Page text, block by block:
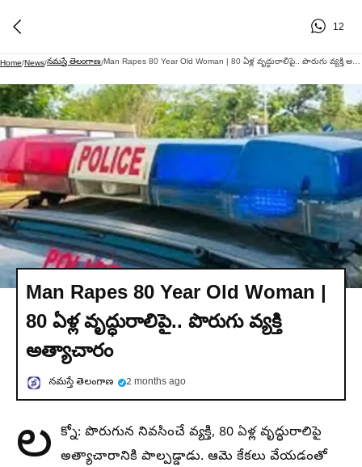
12
Home/News/నమస్తే తెలంగాణ/
Man Rapes 80 Year Old Woman |
80 ఏళ్ల వృద్ధురాలిపై.. పొరుగు వ్యక్తి
అత్యాచారం
నమస్తే తెలంగాణ 2 months ago
ల క్నో: పొరుగున నివసించే వ్యక్తి, 80 ఏళ్ల వృద్ధురాలిపై
అత్యాచారానికి పాల్పడ్డాడు. ఆమె కేకలు వేయడంతో